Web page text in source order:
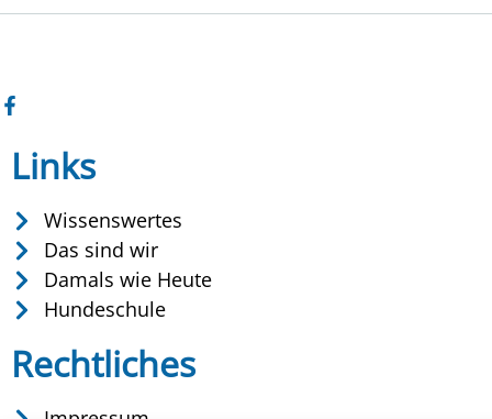
Links
Wissenswertes
Das sind wir
Damals wie Heute
Hundeschule
Rechtliches